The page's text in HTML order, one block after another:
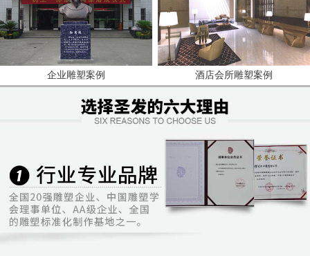
企业雕塑案例 酒店会所雕塑案例